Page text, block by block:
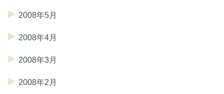
2008年5月
2008年4月
2008年3月
2008年2月